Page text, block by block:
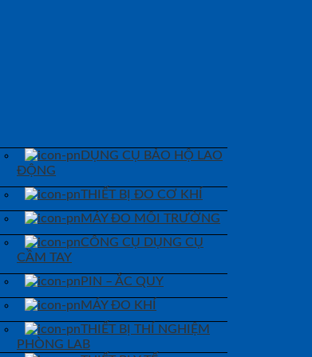
DỤNG CỤ BẢO HỘ LAO
ĐỘNG
THIẾT BỊ ĐO CƠ KHÍ
MÁY ĐO MÔI TRƯỜNG
CÔNG CỤ DỤNG CỤ
CẦM TAY
PIN – ẮC QUY
MÁY ĐO KHÍ
THIẾT BỊ THÍ NGHIỆM
PHÒNG LAB